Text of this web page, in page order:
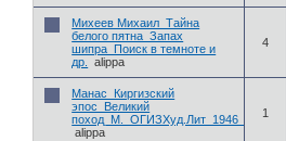
Михеев Михаил_Тайна
белого пятна_Запах
шипра_Поиск в темноте и
др.
alippa
4
Манас_Киргизский
эпос_Великий
поход_М._ОГИЗХуд.Лит_1946_373с.pdf
alippa
1